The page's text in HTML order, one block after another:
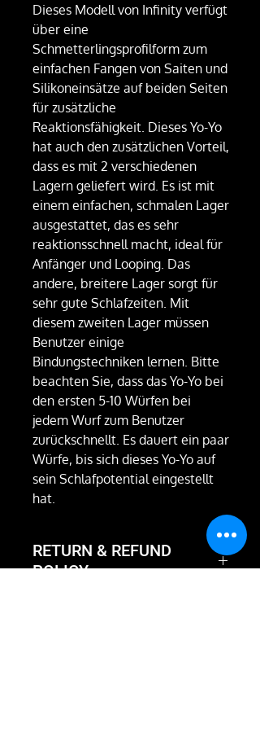
Dieses Modell von Infinity verfügt
über eine
Schmetterlingsprofilform zum
einfachen Fangen von Saiten und
Silikoneinsätze auf beiden Seiten
für zusätzliche
Reaktionsfähigkeit. Dieses Yo-Yo
hat auch den zusätzlichen Vorteil,
dass es mit 2 verschiedenen
Lagern geliefert wird. Es ist mit
einem einfachen, schmalen Lager
ausgestattet, das es sehr
reaktionsschnell macht, ideal für
Anfänger und Looping. Das
andere, breitere Lager sorgt für
sehr gute Schlafzeiten. Mit
diesem zweiten Lager müssen
Benutzer einige
Bindungstechniken lernen. Bitte
beachten Sie, dass das Yo-Yo bei
den ersten 5-10 Würfen bei
jedem Wurf zum Benutzer
zurückschnellt. Es dauert ein paar
Würfe, bis sich dieses Yo-Yo auf
sein Schlafpotential eingestellt
hat.
RETURN & REFUND
POLICY